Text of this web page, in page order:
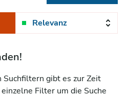
Relevanz
Suchfiltern gibt es zur Zeit
Filter um die Suche